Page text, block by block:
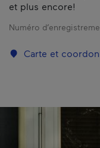
et plus encore!
Numéro
Carte et